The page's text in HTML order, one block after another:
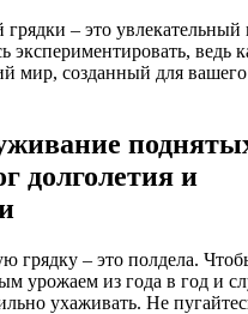
– это увлекательный
экспериментировать, ведь
мир, созданный для вашего
долголетия и
грядку – это полдела.
урожаем из года в год и
ухаживать. Не